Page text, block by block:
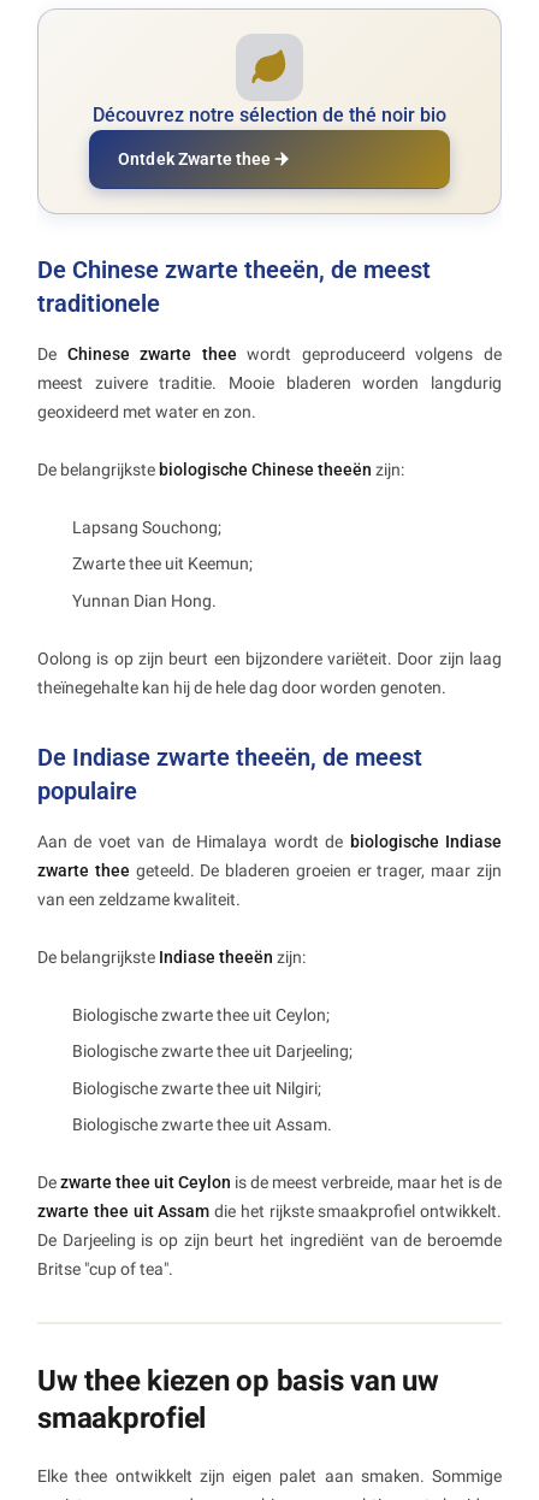
Découvrez notre sélection de thé noir bio
Ontdek Zwarte thee
De Chinese zwarte theeën, de meest
traditionele
De Chinese zwarte thee wordt geproduceerd volgens de
meest zuivere traditie. Mooie bladeren worden langdurig
geoxideerd met water en zon.
De belangrijkste biologische Chinese theeën zijn:
Lapsang Souchong;
Zwarte thee uit Keemun;
Yunnan Dian Hong.
Oolong is op zijn beurt een bijzondere variëteit. Door zijn laag
theïnegehalte kan hij de hele dag door worden genoten.
De Indiase zwarte theeën, de meest
populaire
Aan de voet van de Himalaya wordt de biologische Indiase
zwarte thee geteeld. De bladeren groeien er trager, maar zijn
van een zeldzame kwaliteit.
De belangrijkste Indiase theeën zijn:
Biologische zwarte thee uit Ceylon;
Biologische zwarte thee uit Darjeeling;
Biologische zwarte thee uit Nilgiri;
Biologische zwarte thee uit Assam.
Dezwarte thee uit Ceylon is de meest verbreide, maar het is de
zwarte thee uit Assam die het rijkste smaakprofiel ontwikkelt.
De Darjeeling is op zijn beurt het ingrediënt van de beroemde
Britse "cup of tea".
Uw thee kiezen op basis van uw
smaakprofiel
Elke thee ontwikkelt zijn eigen palet aan smaken. Sommige